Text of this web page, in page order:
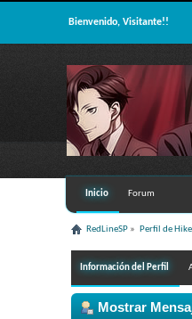
Bienvenido, Visitante!!
Inicio Forum
RedLineSP » Perfil de
Información del Perfil
Mostrar